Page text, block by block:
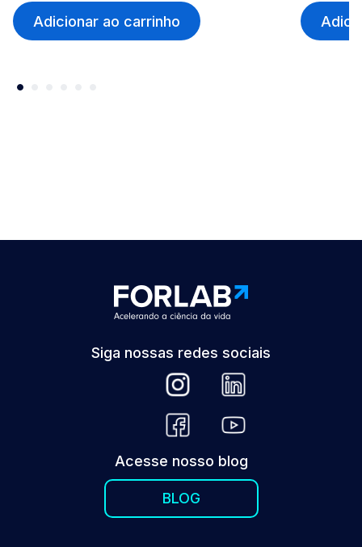
Adicionar ao carrinho
Siga nossas redes sociais
Acesse nosso blog
BLOG